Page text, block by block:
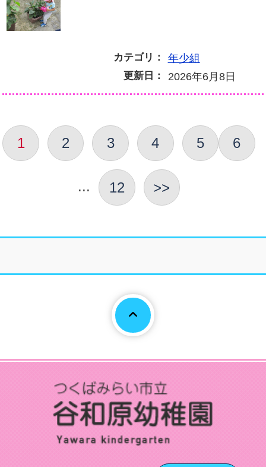
カテゴリ： 年少組
更新日： 2026年6月8日
1 2 3 4 5 6
... 12 >>